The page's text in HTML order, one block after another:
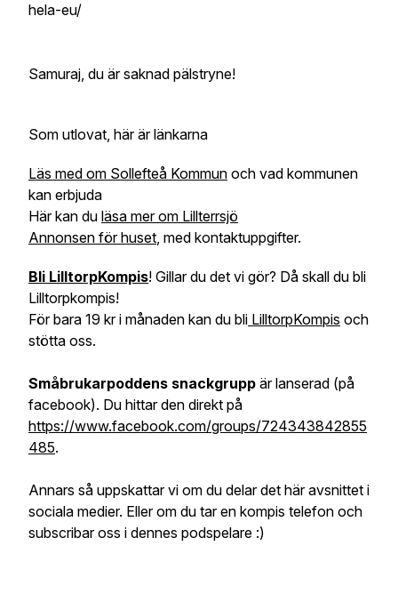
hela-eu/
Samuraj, du är saknad pälstryne!
Som utlovat, här är länkarna
Läs med om Sollefteå Kommun och vad kommunen
kan erbjuda
Här kan du läsa mer om Lillterrsjö
Annonsen för huset, med kontaktuppgifter.
Bli LilltorpKompis! Gillar du det vi gör? Då skall du bli
Lilltorpkompis!
För bara 19 kr i månaden kan du bli LilltorpKompis och
stötta oss.
Småbrukarpoddens snackgrupp är lanserad (på
facebook). Du hittar den direkt på
https://www.facebook.com/groups/724343842855
485.
Annars så uppskattar vi om du delar det här avsnittet i
sociala medier. Eller om du tar en kompis telefon och
subscribar oss i dennes podspelare :)